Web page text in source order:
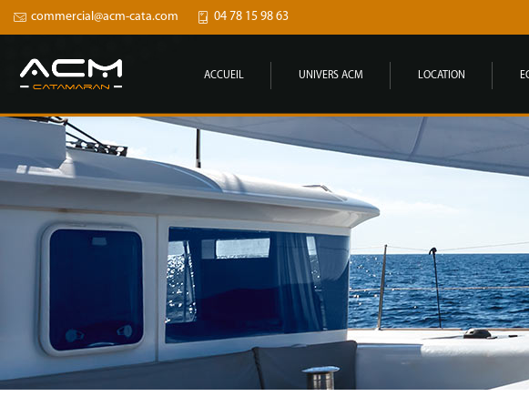
commercial@acm-cata.com 04 78 15 98 63
ACCUEIL UNIVERS ACM LOCATION